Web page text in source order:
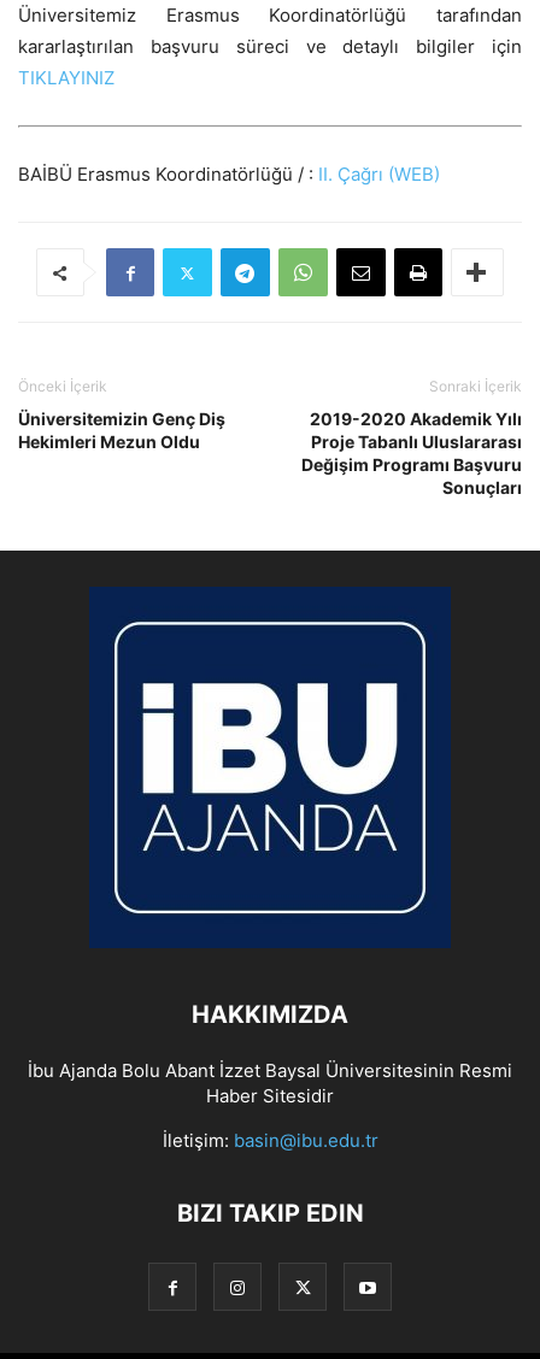
Üniversitemiz Erasmus Koordinatörlüğü tarafından
kararlaştırılan başvuru süreci ve detaylı bilgiler için
TIKLAYINIZ
BAİBÜ Erasmus Koordinatörlüğü / : II. Çağrı (WEB)
Önceki İçerik
Üniversitemizin Genç Diş
Hekimleri Mezun Oldu
Sonraki İçerik
2019-2020 Akademik Yılı
Proje Tabanlı Uluslararası
Değişim Programı Başvuru
Sonuçları
HAKKIMIZDA
İbu Ajanda Bolu Abant İzzet Baysal Üniversitesinin Resmi
Haber Sitesidir
İletişim: basin@ibu.edu.tr
BIZI TAKIP EDIN